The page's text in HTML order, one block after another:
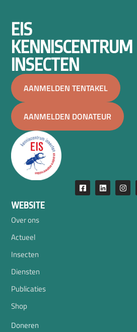
EIS
KENNISCENTRUM
INSECTEN
AANMELDEN TENTAKEL
AANMELDEN DONATEUR
WEBSITE
Over ons
Actueel
Insecten
Diensten
Publicaties
Shop
Doneren